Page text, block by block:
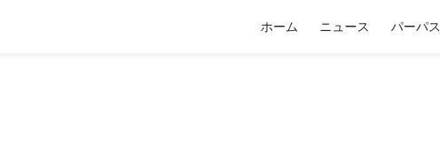
ホーム ニュース パーパス